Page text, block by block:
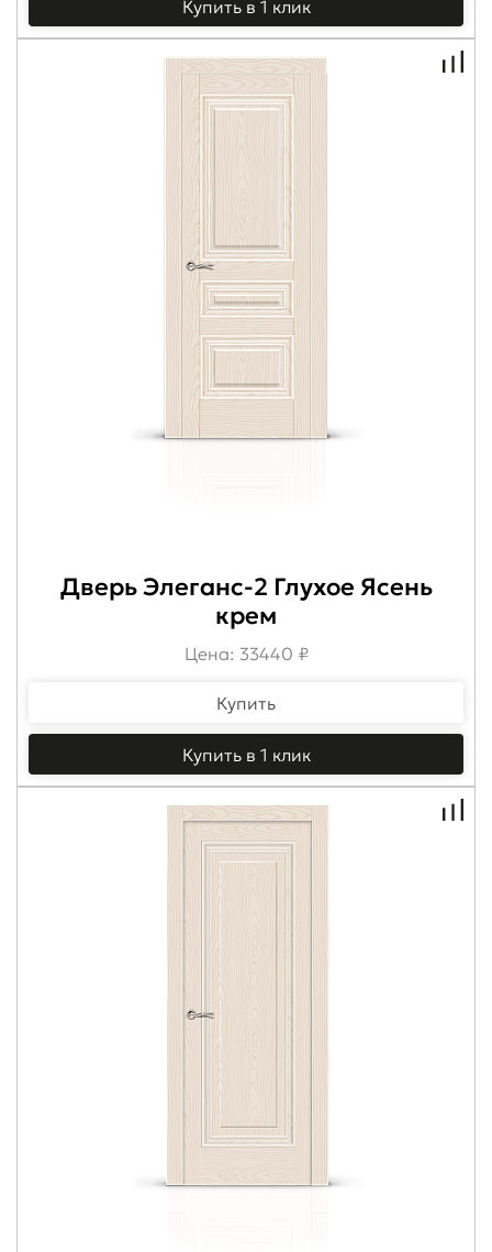
Купить в 1 клик
Дверь Элеганс-2 Глухое Ясень
крем
Цена: 33440 ₽
Купить
Купить в 1 клик